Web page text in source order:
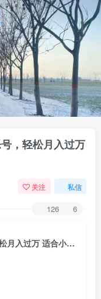
，轻松月入过万
关注 私信
126 6
抖音短视频蓝海项目，美女音乐号，轻松月入过万 适合小白（教程+100G素材）